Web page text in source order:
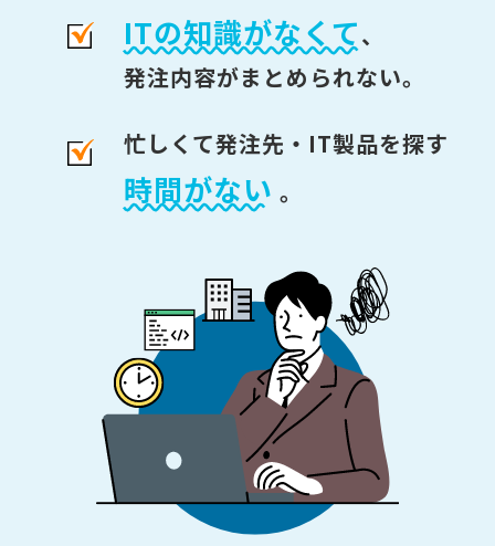
ITの知識がなくて、
発注内容がまとめられない。
忙しくて発注先・IT製品を探す
時間がない 。